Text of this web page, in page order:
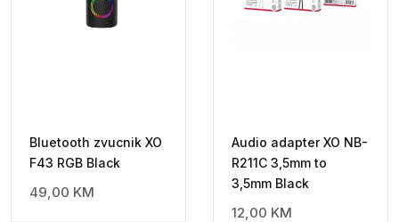
Bluetooth zvucnik XO
F43 RGB Black
49,00 KM
Audio adapter XO NB-
R211C 3,5mm to
3,5mm Black
12,00 KM